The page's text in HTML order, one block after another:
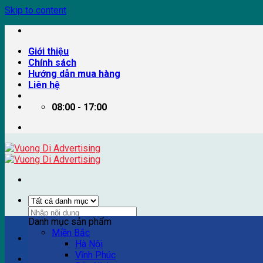
Skip to content
Giới thiệu
Chính sách
Hướng dẫn mua hàng
Liên hệ
08:00 - 17:00
Ví dụ: Billboard quảng cáo, pano quảng cáo, quảng cáo
Danh mục sản phẩm
Miền Bắc
Hà Nội
Vĩnh Phúc